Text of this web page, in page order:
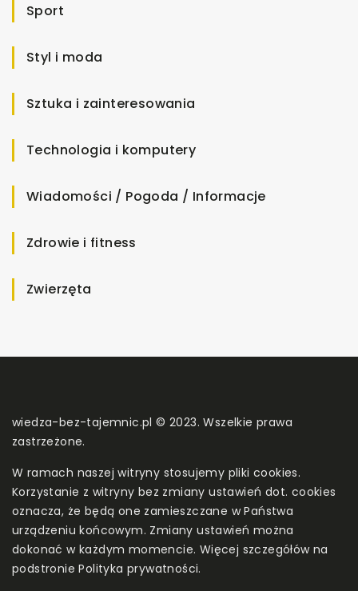
Sport
Styl i moda
Sztuka i zainteresowania
Technologia i komputery
Wiadomości / Pogoda / Informacje
Zdrowie i fitness
Zwierzęta
wiedza-bez-tajemnic.pl © 2023. Wszelkie prawa
zastrzeżone.
W ramach naszej witryny stosujemy pliki cookies.
Korzystanie z witryny bez zmiany ustawień dot. cookies
oznacza, że będą one zamieszczane w Państwa
urządzeniu końcowym. Zmiany ustawień można
dokonać w każdym momencie. Więcej szczegółów na
podstroniePolityka prywatności.